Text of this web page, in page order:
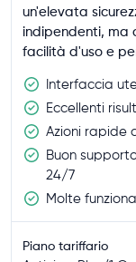
un'elevata
indipendenti, ma
facilità d'uso e
Interfaccia
Eccellenti
Azioni rapide
Buon
24/7
Molte
Piano tariffario